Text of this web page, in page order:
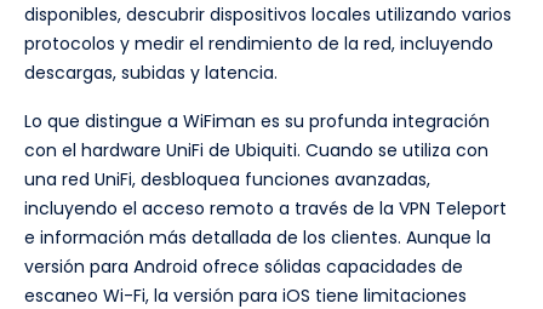
disponibles, descubrir dispositivos locales utilizando varios
protocolos y medir el rendimiento de la red, incluyendo
descargas, subidas y latencia.
Lo que distingue a WiFiman es su profunda integración
con el hardware UniFi de Ubiquiti. Cuando se utiliza con
una red UniFi, desbloquea funciones avanzadas,
incluyendo el acceso remoto a través de la VPN Teleport
e información más detallada de los clientes. Aunque la
versión para Android ofrece sólidas capacidades de
escaneo Wi-Fi, la versión para iOS tiene limitaciones